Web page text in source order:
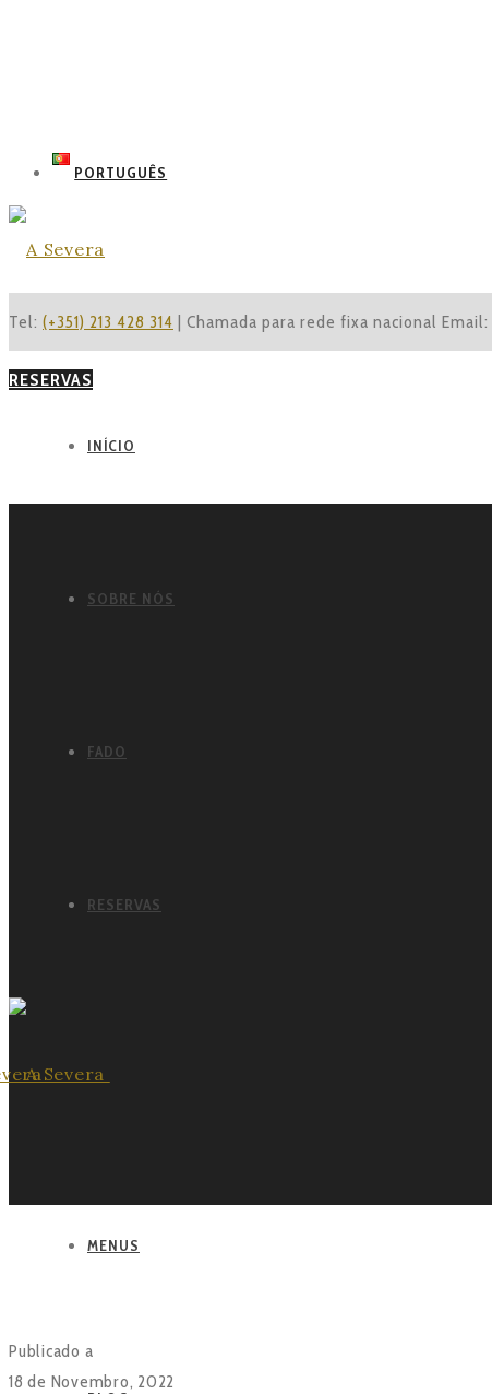
PORTUGUÊS
Tel: (+351) 213 428 314 | Chamada para rede fixa nacional Email:
RESERVAS
INÍCIO
SOBRE NÓS
FADO
RESERVAS
MENUS
Publicado a
18 de Novembro, 2022